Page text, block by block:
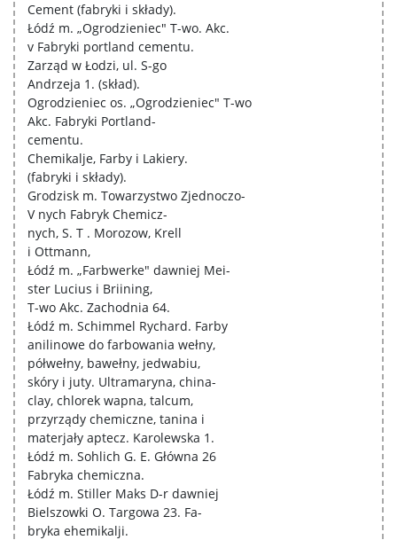
Cement (fabryki i składy).
Łódź m. „Ogrodzieniec" T-wo. Akc.
v Fabryki portland cementu.
Zarząd w Łodzi, ul. S-go
Andrzeja 1. (skład).
Ogrodzieniec os. „Ogrodzieniec" T-wo
Akc. Fabryki Portland-
cementu.
Chemikalje, Farby i Lakiery.
(fabryki i składy).
Grodzisk m. Towarzystwo Zjednoczo-
V nych Fabryk Chemicz-
nych, S. T . Morozow, Krell
i Ottmann,
Łódź m. „Farbwerke" dawniej Mei-
ster Lucius i Briining,
T-wo Akc. Zachodnia 64.
Łódź m. Schimmel Rychard. Farby
anilinowe do farbowania wełny,
półwełny, bawełny, jedwabiu,
skóry i juty. Ultramaryna, china-
clay, chlorek wapna, talcum,
przyrządy chemiczne, tanina i
materjały aptecz. Karolewska 1.
Łódź m. Sohlich G. E. Główna 26
Fabryka chemiczna.
Łódź m. Stiller Maks D-r dawniej
Bielszowki O. Targowa 23. Fa-
bryka ehemikalji.